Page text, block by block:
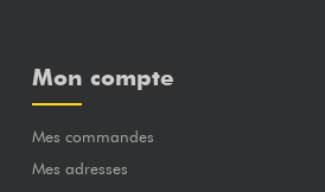
Mon compte
Mes commandes
Mes adresses